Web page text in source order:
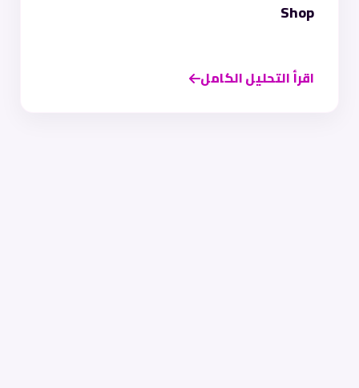
Shop
اقرأ التحليل الكامل